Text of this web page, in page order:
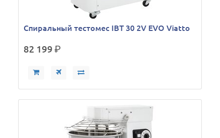
Спиральный тестомес IBT 30 2V EVO Viatto
82 199р.